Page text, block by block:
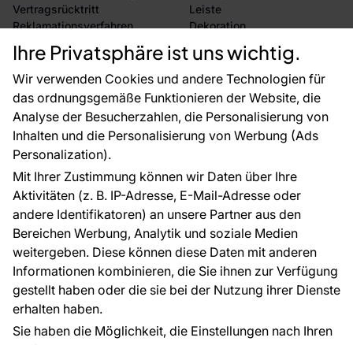
Ihre Privatsphäre ist uns wichtig.
Wir verwenden Cookies und andere Technologien für
das ordnungsgemäße Funktionieren der Website, die
Analyse der Besucherzahlen, die Personalisierung von
Inhalten und die Personalisierung von Werbung (Ads
Personalization).
Mit Ihrer Zustimmung können wir Daten über Ihre
Aktivitäten (z. B. IP-Adresse, E-Mail-Adresse oder
andere Identifikatoren) an unsere Partner aus den
Bereichen Werbung, Analytik und soziale Medien
weitergeben. Diese können diese Daten mit anderen
Informationen kombinieren, die Sie ihnen zur Verfügung
gestellt haben oder die sie bei der Nutzung ihrer Dienste
erhalten haben.
Sie haben die Möglichkeit, die Einstellungen nach Ihren
Vertragsrücktritt
Reklamationsverfahren
Rücksendung von Waren
CE-Zertifizierung
Großhandel
Raumvisualisierung
Leiste
Dekoration
Selbstklebende Folien
Zubehör
Tapetenmuster
FÜR SIE
Blog
EU-Projekte
Ratschläge und Tipps
FAQ
ÜBER DAS UNTERNEHMEN
Kontakt
Haben Sie Fragen? Wir helfen Ihnen gerne weiter
und beraten Sie persönlich.